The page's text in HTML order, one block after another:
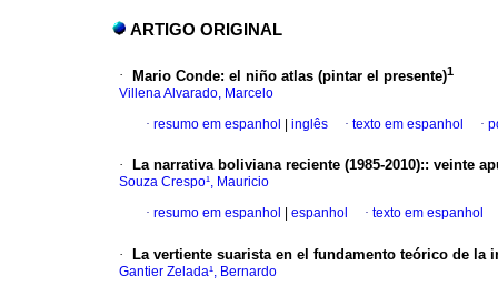
ARTIGO ORIGINAL
· Mario Conde: el niño atlas (pintar el presente)1
Villena Alvarado, Marcelo
· resumo em espanhol | inglês · texto em espanhol ·
· La narrativa boliviana reciente (1985-2010):: veinte
Souza Crespo¹, Mauricio
· resumo em espanhol espanhol · texto em espanhol
· La vertiente suarista en el fundamento teórico de la
Gantier Zelada¹, Bernardo